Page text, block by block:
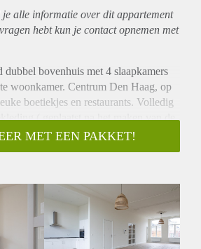
je alle informatie over ditappartement
hebt kun je contact opnemen met
dubbel bovenhuis met 4 slaapkamers
woonkamer. Centrum Den Haag, op
boetiekjes en restaurants. Volledig
( geplaatst na het maken van de
keuken, voorzien van alle gemakken,
afzuigkap, koelkast, vriezer en
etage, hal die toegang geeft tot alle
MET EEN PAKKET!